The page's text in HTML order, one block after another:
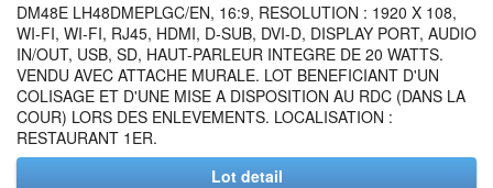
DM48E LH48DMEPLGC/EN, 16:9, RESOLUTION : 1920 X 108,
WI-FI, WI-FI, RJ45, HDMI, D-SUB, DVI-D, DISPLAY PORT, AUDIO
IN/OUT, USB, SD, HAUT-PARLEUR INTEGRE DE 20 WATTS.
VENDU AVEC ATTACHE MURALE. LOT BENEFICIANT D'UN
COLISAGE ET D'UNE MISE A DISPOSITION AU RDC (DANS LA
COUR) LORS DES ENLEVEMENTS. LOCALISATION :
RESTAURANT 1ER.
Lot detail